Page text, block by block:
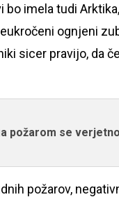
bo imela tudi
ognjeni
sicer pravijo, da
požarom se
požarov,